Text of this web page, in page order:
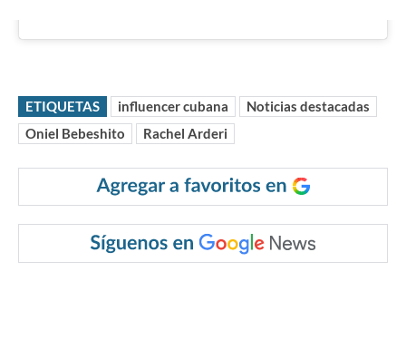
ETIQUETAS influencer cubana
Noticias destacadas
Oniel Bebeshito
Rachel Arderi